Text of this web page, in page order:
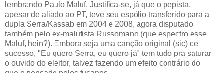
lembrando Paulo Maluf. Justifica-se, já que o pepista,
apesar de aliado ao PT, teve seu espólio transferido para a
dupla Serra/Kassab em 2004 e 2008, agora disputado
também pelo ex-malufista Russomano (que espectro esse
Maluf, hein?). Embora seja uma canção original (sic) de
sucesso, "Eu quero Serra, eu quero já" tem tudo pra saturar
o ouvido do eleitor, talvez fazendo um efeito contrário do